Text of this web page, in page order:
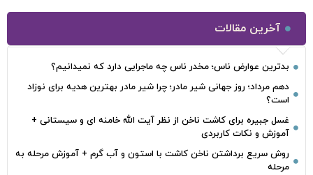
آخرین مقالات
بدترین عوارض ناس؛ مخدر ناس چه ماجرایی دارد که نمیدانیم؟
دهم مرداد؛ روز جهانی شیر مادر؛ چرا شیر مادر بهترین هدیه برای نوزاد
است؟
غسل جبیره برای کاشت ناخن از نظر آیت الله خامنه ای و سیستانی +
آموزش و نکات کاربردی
روش سریع برداشتن ناخن کاشت با استون و آب گرم + آموزش مرحله به
مرحله